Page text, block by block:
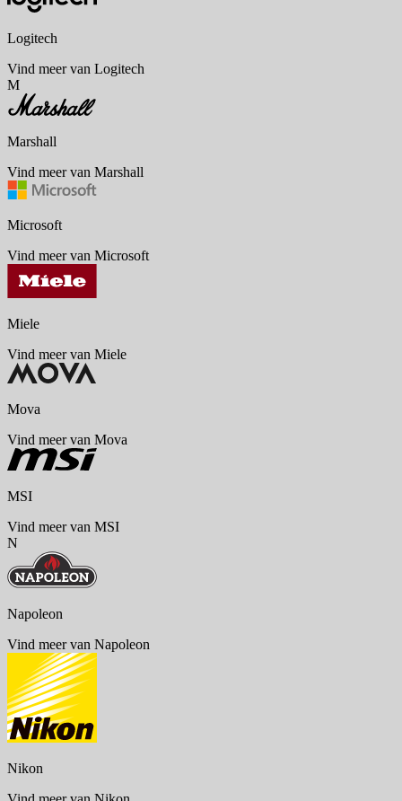
Logitech
Vind meer van Logitech
M
Marshall
Vind meer van Marshall
Microsoft
Vind meer van Microsoft
Miele
Vind meer van Miele
Mova
Vind meer van Mova
MSI
Vind meer van MSI
N
Napoleon
Vind meer van Napoleon
Nikon